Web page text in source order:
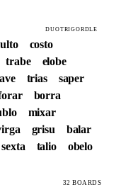
DUOTRIGORDLE
costo
trabe
elobe
trias
saper
borra
mixar
grisu
balar
sexta talio
obelo
32 BOARDS